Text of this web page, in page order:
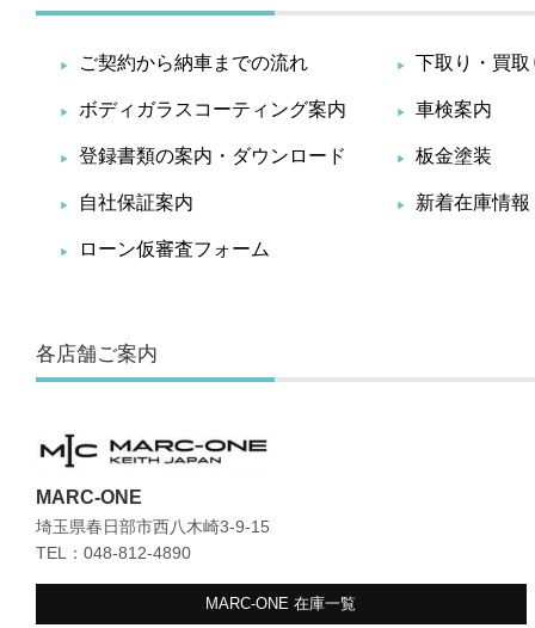
ご契約から納車までの流れ 下取り・買
ボディガラスコーティング案内 車検案内
登録書類の案内・ダウンロード 板金塗装
自社保証案内 新着在庫情報
ローン仮審査フォーム
各店舗ご案内
MARC-ONE
埼玉県春日部市西八木崎3-9-15
TEL：048-812-4890
MARC-ONE在庫一覧